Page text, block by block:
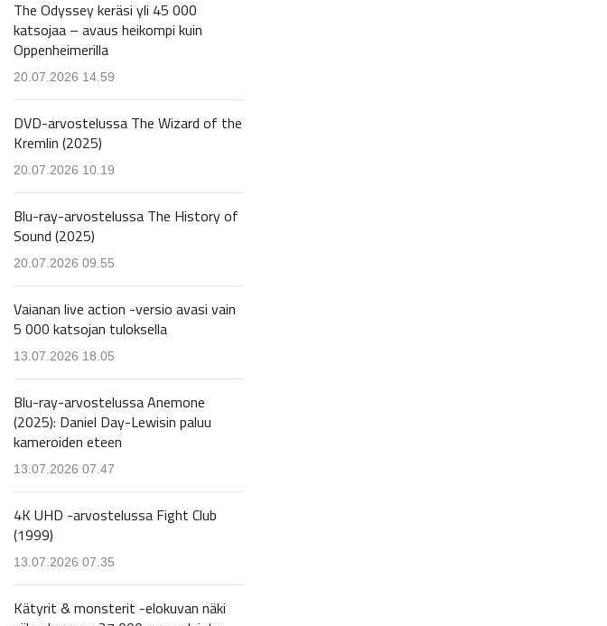
The Odyssey keräsi yli 45 000
katsojaa – avaus heikompi kuin
Oppenheimerilla
20.07.2026 14.59
DVD-arvostelussa The Wizard of the
Kremlin (2025)
20.07.2026 10.19
Blu-ray-arvostelussa The History of
Sound (2025)
20.07.2026 09.55
Vaianan live action -versio avasi vain
5 000 katsojan tuloksella
13.07.2026 18.05
Blu-ray-arvostelussa Anemone
(2025): Daniel Day-Lewisin paluu
kameroiden eteen
13.07.2026 07.47
4K UHD -arvostelussa Fight Club
(1999)
13.07.2026 07.35
Kätyrit & monsterit -elokuvan näki